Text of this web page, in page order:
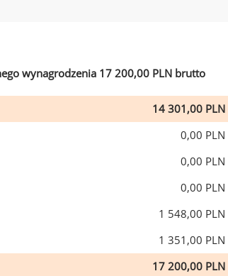
wynagrodzenia 17 200,00 PLN brutto
14 301,00 PLN
0,00 PLN
0,00 PLN
0,00 PLN
1 548,00 PLN
1 351,00 PLN
17 200,00 PLN